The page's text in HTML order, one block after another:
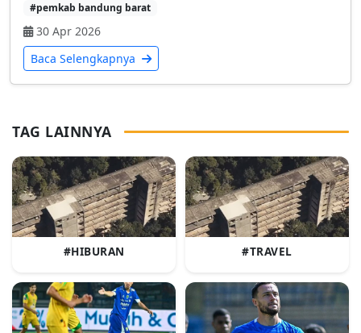
#pemkab bandung barat
30 Apr 2026
Baca Selengkapnya
TAG LAINNYA
#HIBURAN #TRAVEL